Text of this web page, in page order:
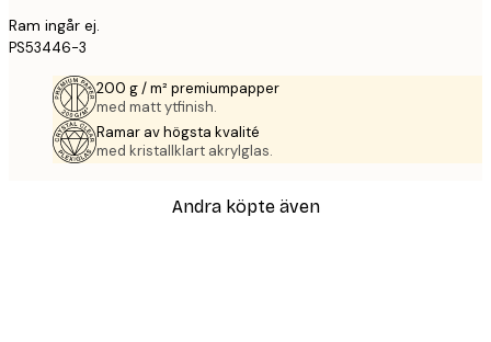
Ram ingår ej.
PS53446-3
200 g / m² premiumpapper
med matt ytfinish.
Ramar av högsta kvalité
med kristallklart akrylglas.
Andra köpte även